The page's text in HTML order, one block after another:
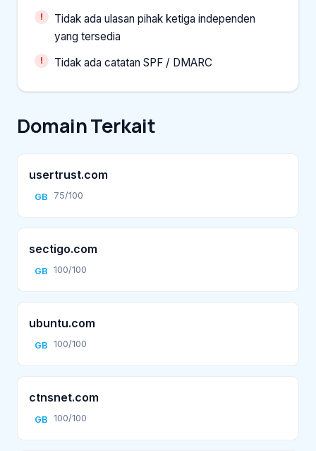
Tidak ada ulasan pihak ketiga independen
yang tersedia
Tidak ada catatan SPF / DMARC
Domain Terkait
usertrust.com
GB 75/100
sectigo.com
GB 100/100
ubuntu.com
GB 100/100
ctnsnet.com
GB 100/100